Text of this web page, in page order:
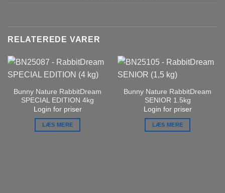
RELATEREDE VARER
Bunny Nature RabbitDream
SPECIAL EDITION 4kg
Login for priser
LÆS MERE
Bunny Nature RabbitDream
SENIOR 1.5kg
Login for priser
LÆS MERE